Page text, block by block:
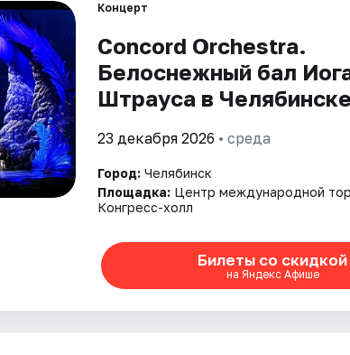
Концерт
Concord Orchestra.
Белоснежный бал
Штрауса в Челябинске
23 декабря 2026 • среда
Город: Челябинск
Площадка: Центр международной
Конгресс-холл
Билеты со скидкой
на Яндекс Афише